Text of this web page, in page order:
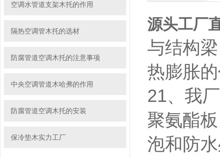
空调水管道支架木托的作用
隔热空调管木托的选材
防腐管道空调木托的注意事项
中央空调管道木哈弗的作用
防腐管道空调木托的安装
保冷垫木实力工厂
源头工厂
与结构
热膨胀
21、我
聚氨酯
泡和防